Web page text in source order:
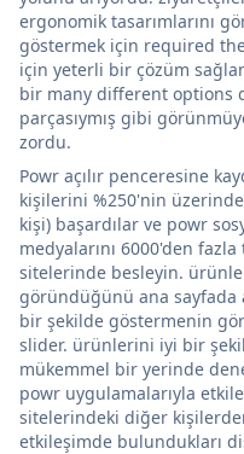
ergonomik tasarımlarını
göstermek için required
için yeterli bir çözüm
bir many different options
parçasıymış gibi
zordu.
Powr açılır penceresine
kişilerini %250'nin
kişi) başardılar ve powr
medyalarını 6000'den
sitelerinde besleyin.
göründüğünü ana sayfada
bir şekilde göstermenin
slider. ürünlerini iyi bir
mükemmel bir yerinde
powr uygulamalarıyla
sitelerindeki diğer
etkileşimde bulundukları